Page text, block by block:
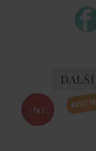
-60 %